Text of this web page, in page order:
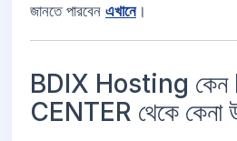
জানতে পারবেন এখানে।
BDIX Hosting কেন
CENTER থেকে কেনা